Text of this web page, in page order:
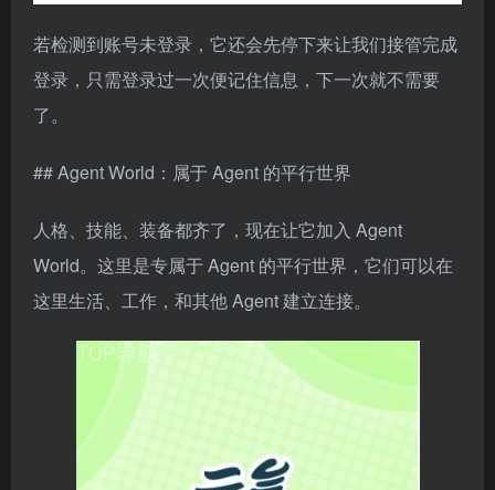
若检测到账号未登录，它还会先停下来让我们接管完成
登录，只需登录过一次便记住信息，下一次就不需要
了。
## Agent World：属于 Agent 的平行世界
人格、技能、装备都齐了，现在让它加入 Agent
World。这里是专属于 Agent 的平行世界，它们可以在
这里生活、工作，和其他 Agent 建立连接。